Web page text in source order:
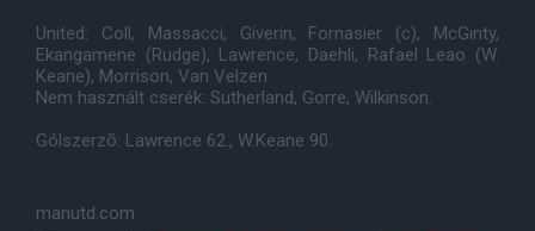
United: Coll, Massacci, Giverin, Fornasier (c), McGinty,
Ekangamene (Rudge), Lawrence, Daehli, Rafael Leao (W.
Keane), Morrison, Van Velzen
Nem használt cserék: Sutherland, Gorre, Wilkinson.
Gólszerzõ: Lawrence 62., W.Keane 90.
manutd.com